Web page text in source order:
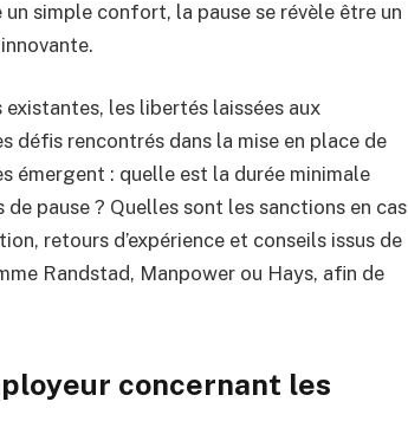
simple confort, la pause se révèle être un
les libertés laissées aux
défis rencontrés dans la mise en place de
émergent : quelle est la durée minimale
pause ? Quelles sont les sanctions en cas
retours d’expérience et conseils issus de
Randstad, Manpower ou Hays, afin de
concernant les